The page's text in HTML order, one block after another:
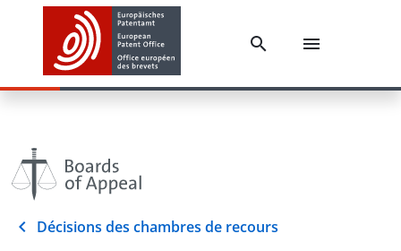
Décisions des chambres de recours